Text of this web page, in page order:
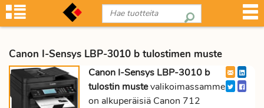
Canon I-Sensys LBP-3010 b tulostimen muste
Canon I-Sensys LBP-3010 b
tulostin mustevalikoimassamme
on alkuperäisiä Canon 712